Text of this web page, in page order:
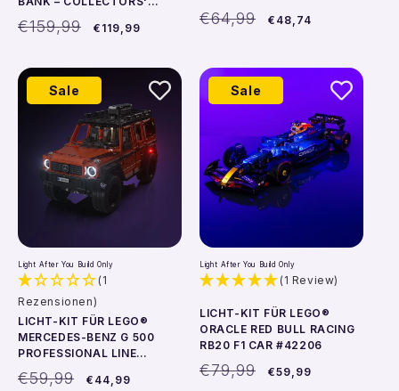
Normaler
€159,99 Verkaufspreis
€119,99
Normaler
€64,99 Verkaufspreis
€48,74
Sale
Light After You Build Only
(1
Rezensionen)
LICHT-KIT FÜR LEGO®
MERCEDES-BENZ G 500
PROFESSIONAL LINE
#42177
Normaler
€59,99 Verkaufspreis
€44,99
Sale
Light After You Build Only
(1 Review)
LICHT-KIT FÜR LEGO®
ORACLE RED BULL RACING
RB20 F1 CAR #42206
Normaler
€79,99 Verkaufspreis
€59,99